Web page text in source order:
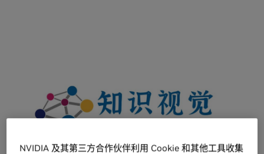
成都知识视觉是一家专注于数字化医药险联动的互联网医疗
NVIDIA 及其第三方合作伙伴利用 Cookie 和其他工具收集